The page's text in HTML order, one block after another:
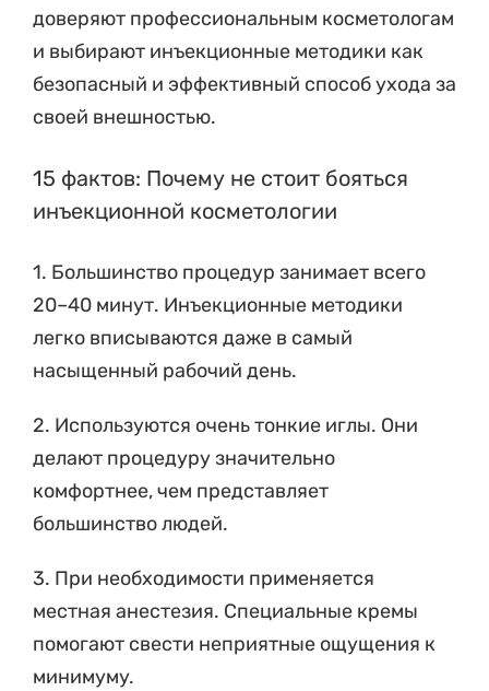
доверяют профессиональным косметологам
и выбирают инъекционные методики как
безопасный и эффективный способ ухода за
своей внешностью.
15 фактов: Почему не стоит бояться
инъекционной косметологии
1. Большинство процедур занимает всего
20–40 минут. Инъекционные методики
легко вписываются даже в самый
насыщенный рабочий день.
2. Используются очень тонкие иглы. Они
делают процедуру значительно
комфортнее, чем представляет
большинство людей.
3. При необходимости применяется
местная анестезия. Специальные кремы
помогают свести неприятные ощущения к
минимуму.